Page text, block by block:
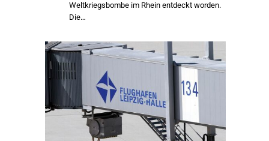
Weltkriegsbombe im Rhein entdeckt worden.
Die…